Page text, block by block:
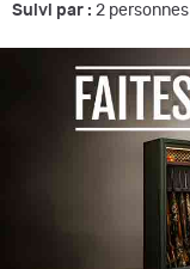
Suivi par : 2 personnes